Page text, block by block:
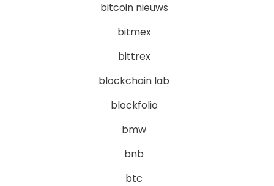
bitcoin nieuws
bitmex
bittrex
blockchain lab
blockfolio
bmw
bnb
btc